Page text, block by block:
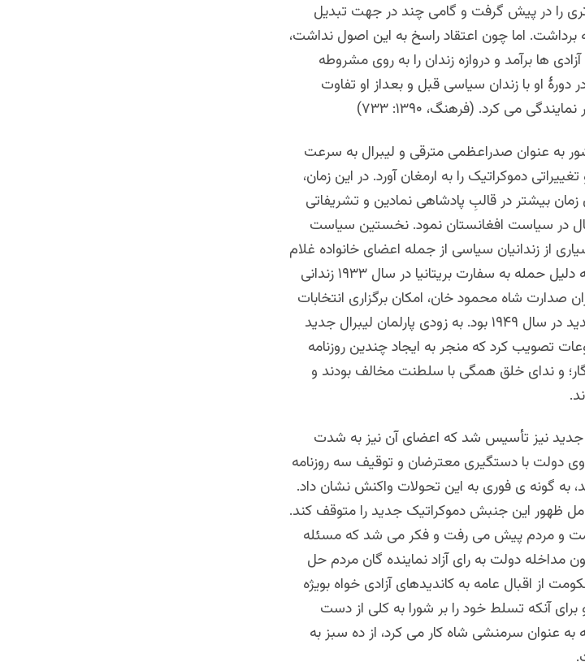
را در پیش گرفت و گامی چند در جهت تبدیل
اما چون اعتقاد راسخ به این اصول نداشت،
ها برآمد و دروازه زندان را به روی مشروطه
او با زندان سیاسی قبل و بعداز او تفاوت
می کرد.‌ (فرهنگ، ۱۳۹۰: ۷۳۳)
به عنوان صدراعظمی مترقی و لیبرال به سرعت
دموکراتیک را به ارمغان آورد. در این زمان،
بود و تا آن زمان بیشتر در قالبِ پادشاهی نمادین و تشریفاتی
در سیاست افغانستان نمود. نخستین سیاست
از زندانیان سیاسی از جمله اعضای خانواده غلام
چرخی و همچنین دانشجویانی بود که به دلیل حمله به سفارت بریتانیا در سال ۱۹۳۳ زندانی
صدارت شاه محمود خان، امکان برگزاری انتخابات
نسبتا آزاد و ایجاد پارلمان دموکراتیک جدید در سال ۱۹۴۹ بود. به زودی پارلمان لیبرال جدید
تصویب کرد که منجر به ایجاد چندین روزنامه
و ندای خلق همگی با سلطنت مخالف بودند و
جدید نیز تأسیس شد که اعضای آن نیز به شدت
دولت با دستگیری معترضان و توقیف سه روزنامه
منتشر می شدند، به گونه ی فوری به این تحولات واکنش نشان داد.
ظهور این جنبش دموکراتیک جدید را متوقف کند.
و مردم پیش می رفت و فکر می شد که مسئله
دولت به رای آزاد نماینده گان مردم حل
از اقبال عامه به کاندیدهای آزادی خواه بویژه
آنکه تسلط خود را بر شورا به کلی از دست
به عنوان سرمنشی شاه کار می کرد، از ده سبز به